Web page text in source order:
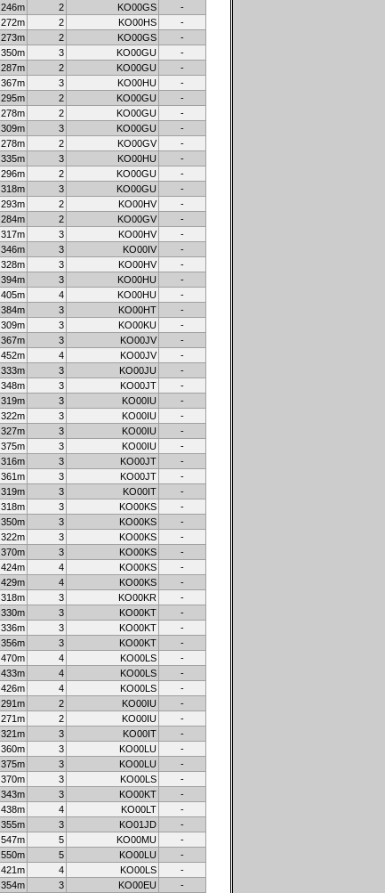
246m 2 KO00GS
-
272m 2 KO00HS
-
273m 2 KO00GS
-
350m 3 KO00GU
-
287m 2 KO00GU
-
367m 3 KO00HU
-
295m 2 KO00GU
-
278m 2 KO00GU
-
309m 3 KO00GU
-
278m 2 KO00GV
-
335m 3 KO00HU
-
296m 2 KO00GU
-
318m 3 KO00GU
-
293m 2 KO00HV
-
284m 2 KO00GV
-
317m 3 KO00HV
-
346m 3 KO00IV
-
328m 3 KO00HV
-
394m 3 KO00HU
-
405m 4 KO00HU
-
384m 3 KO00HT
-
309m 3 KO00KU
-
367m 3 KO00JV
-
452m 4 KO00JV
-
333m 3 KO00JU
-
348m 3 KO00JT
-
319m 3 KO00IU
-
322m 3 KO00IU
-
327m 3 KO00IU
-
375m 3 KO00IU
-
316m 3 KO00JT
-
361m 3 KO00JT
-
319m 3 KO00IT
-
318m 3 KO00KS
-
350m 3 KO00KS
-
322m 3 KO00KS
-
370m 3 KO00KS
-
424m 4 KO00KS
-
429m 4 KO00KS
-
318m 3 KO00KR
-
330m 3 KO00KT
-
336m 3 KO00KT
-
356m 3 KO00KT
-
470m 4 KO00LS
-
433m 4 KO00LS
-
426m 4 KO00LS
-
291m 2 KO00IU
-
271m 2 KO00IU
-
321m 3 KO00IT
-
360m 3 KO00LU
-
375m 3 KO00LU
-
370m 3 KO00LS
-
343m 3 KO00KT
-
438m 4 KO00LT
-
355m 3 KO01JD
-
547m 5 KO00MU
-
550m 5 KO00LU
-
421m 4 KO00LS
-
354m 3 KO00EU
-